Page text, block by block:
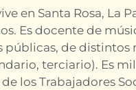
en Santa Rosa, La
Es docente de
públicas, de distintos
terciario). Es
los Trabajadores